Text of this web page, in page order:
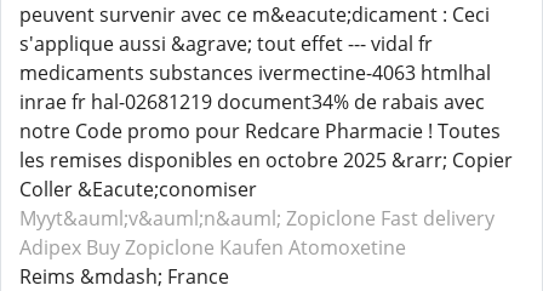
peuvent survenir avec ce m&eacute;dicament : Ceci
s'applique aussi &agrave; tout effet --- vidal fr
medicaments substances ivermectine-4063 htmlhal
inrae fr hal-02681219 document34% de rabais avec
notre Code promo pour Redcare Pharmacie ! Toutes
les remises disponibles en octobre 2025 &rarr; Copier
Coller &Eacute;conomiser
Myyt&auml;v&auml;n&auml; Zopiclone Fast delivery
Adipex Buy Zopiclone Kaufen Atomoxetine
Reims &mdash; France